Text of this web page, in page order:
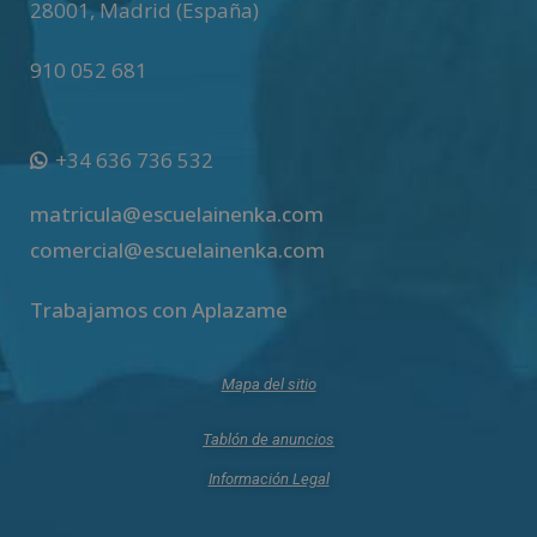
28001,Madrid (España)
910 052 681
+34 636 736 532
matricula@escuelainenka.com
comercial@escuelainenka.com
Trabajamos con Aplazame
Mapa del sitio
Tablón de anuncios
Información Legal